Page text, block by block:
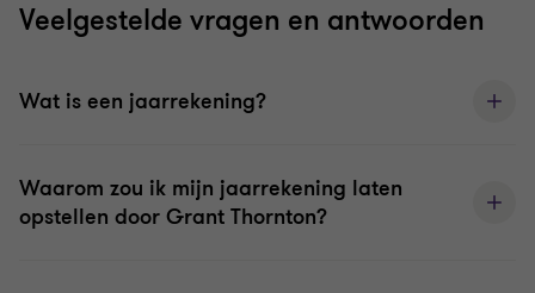
Veelgestelde vragen en antwoorden
Wat is een jaarrekening?
Waarom zou ik mijn jaarrekening laten
opstellen door Grant Thornton?